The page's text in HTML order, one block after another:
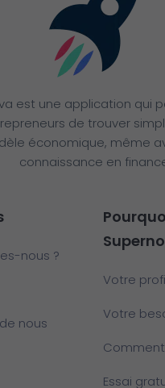
est une application qui
de trouver
économique, même
connaissance en
nous ?
nous
Votre
Votre
Essai